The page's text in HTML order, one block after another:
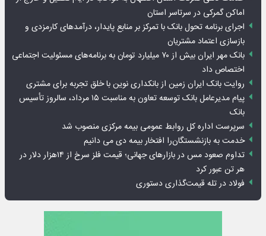
اماکن گمرکی در سرتاسر استان
اجرای برنامه تحول بانک با تمرکز بر منابع پایدار، درآمدهای کارمزدی و
بازسازی اعتماد مشتریان
بانک مهر ایران بیش از ۷۰ میلیارد تومان به برنامه‌های مسئولیت اجتماعی
اختصاص داد
روایت بانک ایران زمین از بانکداری نوین با خلق تجربه برای مشتری
پیام مدیرعامل بانک توسعه تعاون به مناسبت ۱۵ مرداد، سالروز تأسیس
بانک
سرپرست اداره کل روابط عمومی بیمه مرکزی منصوب شد
خدمت به بازنشستگان‌را افتخار بیمه دی می دانیم
تداوم صعود مس در بازارهای جهانی؛ قیمت فلز سرخ از ۱۴هزار دلار در
هر تن عبور کرد
فولاد در تله قیمت‌گذاری دستوری